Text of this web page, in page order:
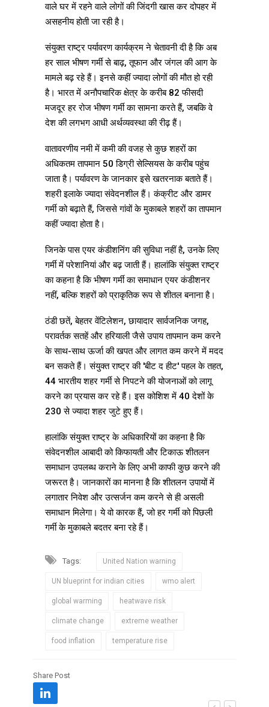
वाले घर में रहने वाले लोगों की जिंदगी खास कर दोपहर में
असहनीय होती जा रही है।
संयुक्त राष्ट्र पर्यावरण कार्यक्रम ने चेतावनी दी है कि अब
हर साल भीषण गर्मी से बाढ़, तूफान और जंगल की आग के
मामले बढ़ रहे हैं। इनसे कहीं ज्यादा लोगों की मौत हो रही
है। भारत में अनौपचारिक क्षेत्र के करीब 82 फीसदी
मजदूर हर रोज भीषण गर्मी का सामना करते हैं, जबकि वे
देश की लगभग आधी अर्थव्यवस्था की रीढ़ हैं।
वातावरणीय नमी में कमी की वजह से कुछ शहरों का
अधिकतम तापमान 50 डिग्री सेल्सियस के करीब पहुंच
जाता है। पर्यावरण के जानकार इसे खतरनाक बताते हैं।
शहरी इलाके ज्यादा संवेदनशील हैं। कंक्रीट और डामर
गर्मी को बढ़ाते हैं, जिससे गांवों के मुकाबले शहरों का तापमान
कहीं ज्यादा होता है।
जिनके पास एयर कंडीशनिंग की सुविधा नहीं है, उनके लिए
गर्मी में परेशानियां और बढ़ जाती हैं। हालांकि संयुक्त राष्ट्र
का कहना है कि भीषण गर्मी का समाधान एयर कंडीशनर
नहीं, बल्कि शहरों को प्राकृतिक रूप से शीतल बनाना है।
ठंडी छतें, बेहतर वेंटिलेशन, छायादार सार्वजनिक जगह,
परावर्तक सतहें और हरियाली जैसे उपाय तापमान कम करने
के साथ-साथ ऊर्जा की खपत और लागत कम करने में मदद
बन सकते हैं। संयुक्त राष्ट्र की 'बीट द हीट' पहल के तहत,
44 भारतीय शहर गर्मी से निपटने की योजनाओं को लागू
करने का प्रयास कर रहे हैं। इस कोशिश में 40 देशों के
230 से ज्यादा शहर जुटे हुए हैं।
हालांकि संयुक्त राष्ट्र के अधिकारियों का कहना है कि
संवेदनशील आबादी को किफायती और टिकाऊ शीतलन
समाधान उपलब्ध कराने के लिए अभी काफी कुछ करने की
जरूरत है। जानकारों का मानना ​​है कि शीतलन उपायों में
लगातार निवेश और उत्सर्जन कम करने से ही असली
समाधान मिलेगा। ये वो कारक हैं, जो हर गर्मी को पिछली
गर्मी के मुकाबले बदतर बना रहे हैं।
Tags: United Nation warning
UN blueprint for indian cities wmo alert
global warming heatwave risk
climate change extreme weather
food inflation temperature rise
Share Post